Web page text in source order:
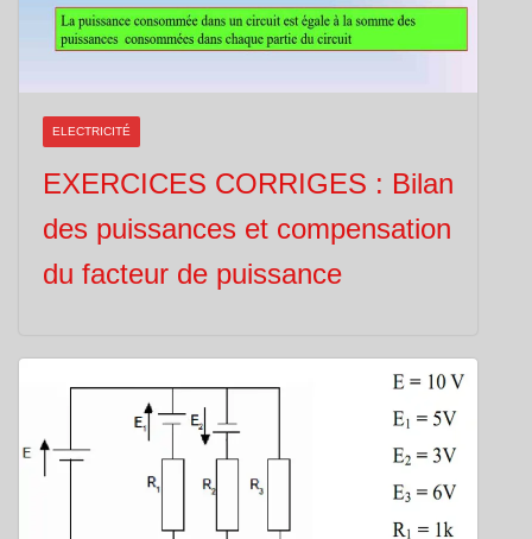
ELECTRICITÉ
EXERCICES CORRIGES : Bilan
des puissances et compensation
du facteur de puissance